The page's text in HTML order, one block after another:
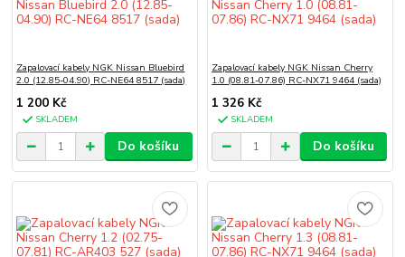
Zapalovací kabely NGK Nissan Bluebird
2.0 (12.85-04.90) RC-NE64 8517 (sada)
1 200 Kč
SKLADEM
Do košíku
Zapalovací kabely NGK Nissan Cherry
1.0 (08.81-07.86) RC-NX71 9464 (sada)
1 326 Kč
SKLADEM
Do košíku